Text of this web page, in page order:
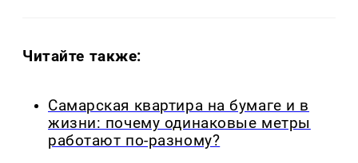
Читайте также:
Самарская квартира на бумаге и в
жизни: почему одинаковые метры
работают по-разному?